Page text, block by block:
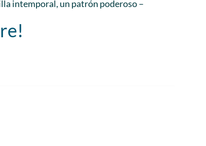
intemporal, un patrón poderoso –